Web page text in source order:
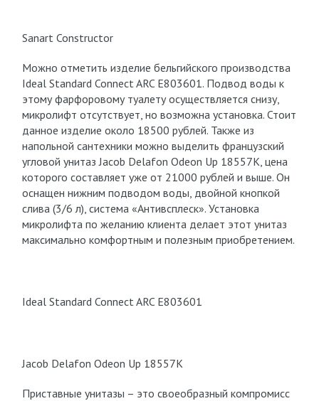
Sanart Constructor
Можно отметить изделие бельгийского производства
Ideal Standard Connect ARC E803601. Подвод воды к
этому фарфоровому туалету осуществляется снизу,
микролифт отсутствует, но возможна установка. Стоит
данное изделие около 18500 рублей. Также из
напольной сантехники можно выделить французский
угловой унитаз Jacob Delafon Odeon Up 18557К, цена
которого составляет уже от 21000 рублей и выше. Он
оснащен нижним подводом воды, двойной кнопкой
слива (3/6 л), система «Антивсплеск». Установка
микролифта по желанию клиента делает этот унитаз
максимально комфортным и полезным приобретением.
Ideal Standard Connect ARC E803601
Jacob Delafon Odeon Up 18557К
Приставные унитазы – это своеобразный компромисс